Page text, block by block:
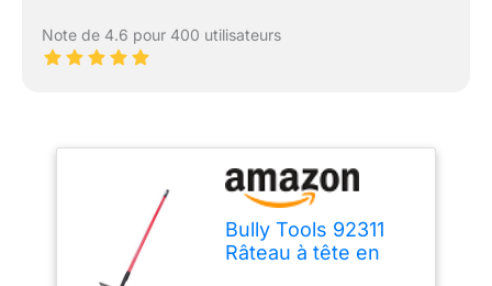
Note de 4.6 pour 400 utilisateurs
Bully Tools 92311
Râteau à tête en